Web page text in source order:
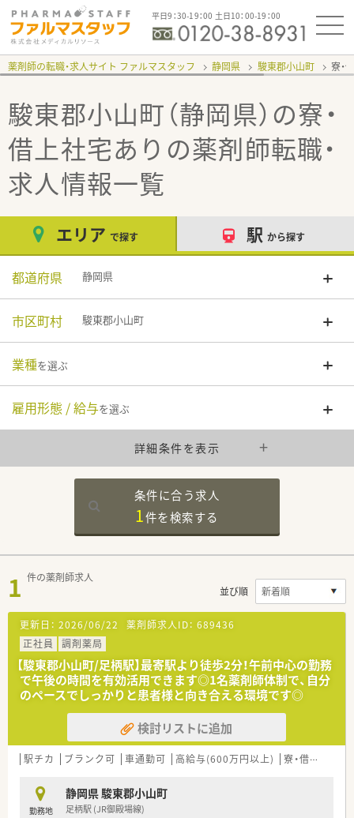
平日9：30-19：00 土日10：00-19：00
薬剤師の転職・求人サイト ファルマスタッフ 静岡県 駿東郡小山町 寮・
駿東郡小山町（静岡県）の寮・
借上社宅あり の薬剤師転職・
求人情報一覧
エリア で探す 駅 から探す
都道府県 静岡県
市区町村 駿東郡小山町
業種を選ぶ
雇用形態 / 給与を選ぶ
詳細条件を表示
条件に合う求人
1件を検索する
1 件の薬剤師求人
並び順
更新日： 2026/06/22 薬剤師求人ID： 689436
正社員
調剤薬局
【駿東郡小山町/足柄駅】最寄駅より徒歩2分！午前中心の勤務
で午後の時間を有効活用できます◎1名薬剤師体制で、自分
のペースでしっかりと患者様と向き合える環境です◎
検討リストに追加
駅チカ ブランク可 車通勤可 高給与(600万円以上) 寮・借上社宅あり
勤務地
静岡県 駿東郡小山町
足柄駅 (JR御殿場線)